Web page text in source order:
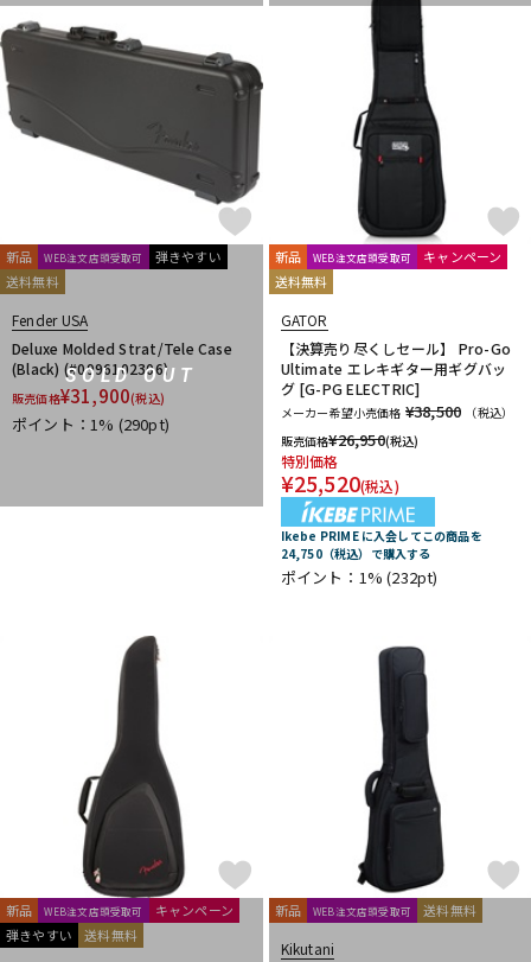
SOLD OUT
新品 WEB注文店頭受取可
弾きやすい
送料無料
Fender USA
Deluxe Molded Strat/Tele Case
(Black) (#0996102306)
販売価格¥31,900(税込)
ポイント：1% (290pt)
新品 WEB注文店頭受取可
キャンペーン
送料無料
GATOR
【決算売り尽くしセール】 Pro-Go
Ultimate エレキギター用ギグバッ
グ [G-PG ELECTRIC]
メーカー希望小売価格 ¥38,500
（税込）
販売価格¥26,950(税込)
特別価格
¥25,520(税込)
Ikebe PRIME に入会してこの商品を
24,750（税込）で購入する
ポイント：1%(232pt)
新品 WEB注文店頭受取可
キャンペーン
弾きやすい
送料無料
新品 WEB注文店頭受取可 送料無料
Kikutani